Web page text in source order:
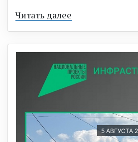
Читать далее
5 АВГУСТА